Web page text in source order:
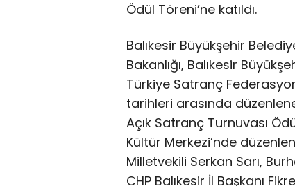
Ödül Töreni’ne katıldı.
Balıkesir Büyükşehir
Bakanlığı, Balıkesir
Türkiye Satranç
tarihleri arasında
Açık Satranç Turnuvası
Kültür Merkezi’nde
Milletvekili Serkan Sarı,
CHP Balıkesir İl Başkanı